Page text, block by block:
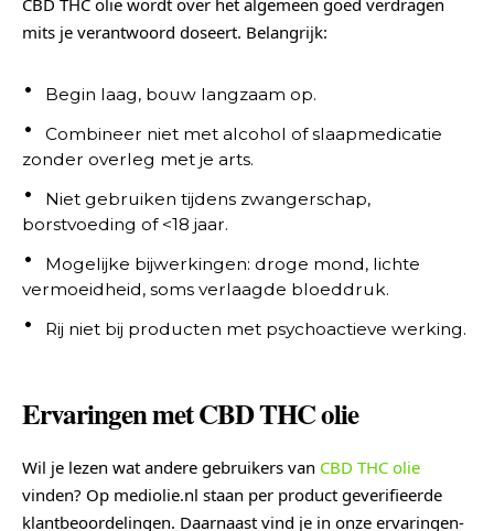
CBD THC olie wordt over het algemeen goed verdragen
mits je verantwoord doseert. Belangrijk:
Begin laag, bouw langzaam op.
Combineer niet met alcohol of slaapmedicatie
zonder overleg met je arts.
Niet gebruiken tijdens zwangerschap,
borstvoeding of <18 jaar.
Mogelijke bijwerkingen: droge mond, lichte
vermoeidheid, soms verlaagde bloeddruk.
Rij niet bij producten met psychoactieve werking.
Ervaringen met CBD THC olie
Wil je lezen wat andere gebruikers van CBD THC olie
vinden? Op mediolie.nl staan per product geverifieerde
klantbeoordelingen. Daarnaast vind je in onze ervaringen-